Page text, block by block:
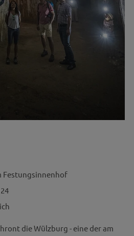
Festungsinnenhof
die Wülzburg - eine der am